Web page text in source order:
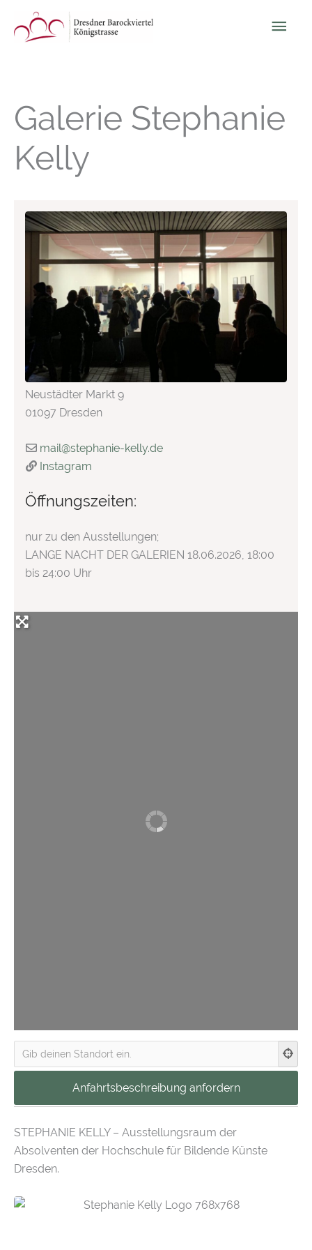
Inhalt
springen
Galerie Stephanie
Kelly
Neustädter Markt 9
01097 Dresden
mail@stephanie-kelly.de
Instagram
Öffnungszeiten:
nur zu den Ausstellungen;
LANGE NACHT DER GALERIEN 18.06.2026, 18:00
bis 24:00 Uhr
STEPHANIE KELLY – Ausstellungsraum der
Absolventen der Hochschule für Bildende Künste
Dresden.